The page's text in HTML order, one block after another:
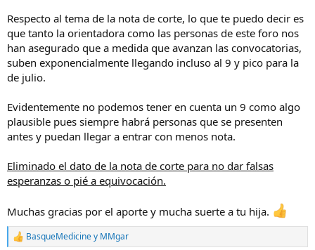
Muchas gracias por toda la información
Respecto al tema de la nota de corte, lo que te puedo decir es
que tanto la orientadora como las personas de este foro nos
han asegurado que a medida que avanzan las convocatorias,
suben exponencialmente llegando incluso al 9 y pico para la
de julio.
Evidentemente no podemos tener en cuenta un 9 como algo
plausible pues siempre habrá personas que se presenten
antes y puedan llegar a entrar con menos nota.
Eliminado el dato de la nota de corte para no dar falsas
esperanzas o pié a equivocación.
Muchas gracias por el aporte y mucha suerte a tu hija.
R
BasqueMediciney MMgar